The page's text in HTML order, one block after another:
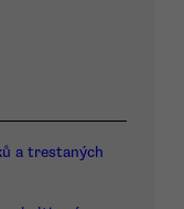
a trestaných